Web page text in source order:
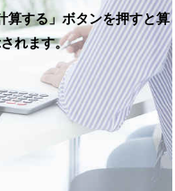
算する」ボタンを押すと算
れます。